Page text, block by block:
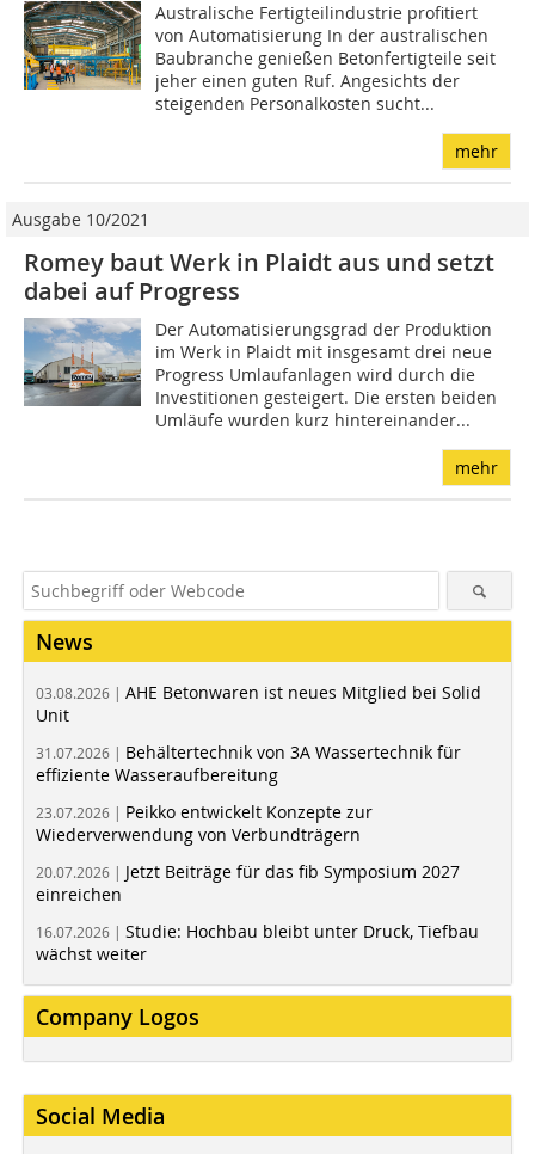
Australische Fertigteilindustrie profitiert
von Automatisierung In der australischen
Baubranche genießen Betonfertigteile seit
jeher einen guten Ruf. Angesichts der
steigenden Personalkosten sucht...
mehr
Ausgabe 10/2021
Romey baut Werk in Plaidt aus und setzt
dabei auf Progress
Der Automatisierungsgrad der Produktion
im Werk in Plaidt mit insgesamt drei neue
Progress Umlaufanlagen wird durch die
Investitionen gesteigert. Die ersten beiden
Umläufe wurden kurz hintereinander...
mehr
News
03.08.2026 | AHE Betonwaren ist neues Mitglied bei Solid
Unit
31.07.2026 | Behältertechnik von 3A Wassertechnik für
effiziente Wasseraufbereitung
23.07.2026 | Peikko entwickelt Konzepte zur
Wiederverwendung von Verbundträgern
20.07.2026 | Jetzt Beiträge für das fib Symposium 2027
einreichen
16.07.2026 | Studie: Hochbau bleibt unter Druck, Tiefbau
wächst weiter
Company Logos
Social Media